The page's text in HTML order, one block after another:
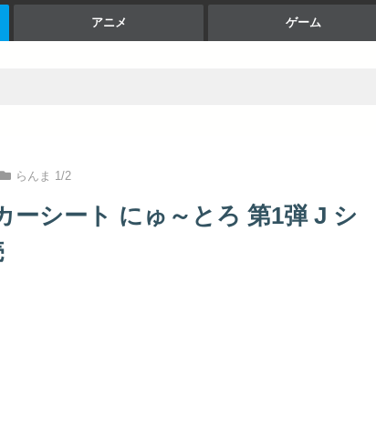
アニメ ゲーム
らんま 1/2
シート にゅ～とろ 第1弾 J シ